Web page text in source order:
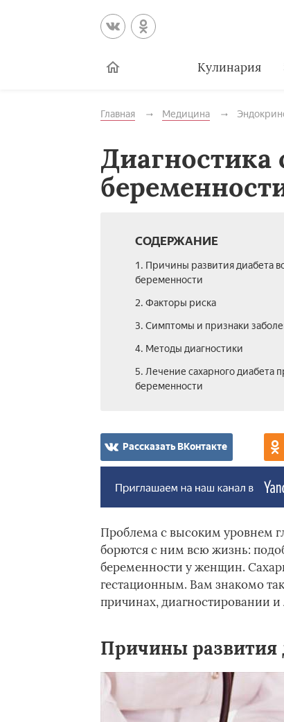
Кулинария
Главная Медицина
Диагностика
СОДЕРЖАНИЕ
1. Причины развития диабета
беременности
2. Факторы риска
3. Симптомы и признаки
4. Методы диагностики
5. Лечение сахарного диабета
беременности
Рассказать ВКонтакте
Проблема с высоким уровнем
борются с ним всю жизнь:
беременности у женщин.
гестационным. Вам знакомо
причинах, диагностировании и
Причины развития